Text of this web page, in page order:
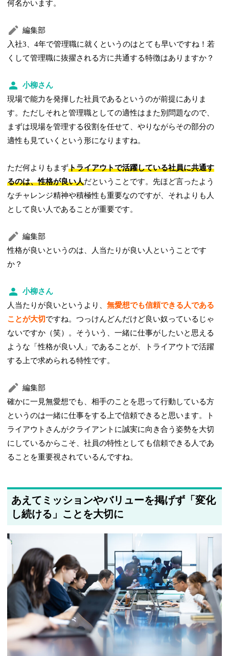
何名かいます。
編集部
入社3、4年で管理職に就くというのはとても早いですね！若
くして管理職に抜擢される方に共通する特徴はありますか？
小柳さん
現場で能力を発揮した社員であるというのが前提にありま
す。ただしそれと管理職としての適性はまた別問題なので、
まずは現場を管理する役割を任せて、やりながらその部分の
適性も見ていくという形になりますね。
ただ何よりもまずトライアウトで活躍している社員に共通す
るのは、性格が良い人だということです。先ほど言ったよう
なチャレンジ精神や積極性も重要なのですが、それよりも人
として良い人であることが重要です。
編集部
性格が良いというのは、人当たりが良い人ということです
か？
小柳さん
人当たりが良いというより、無愛想でも信頼できる人である
ことが大切ですね。つっけんどんだけど良い奴っているじゃ
ないですか（笑）。そういう、一緒に仕事がしたいと思える
ような「性格が良い人」であることが、トライアウトで活躍
する上で求められる特性です。
編集部
確かに一見無愛想でも、相手のことを思って行動している方
というのは一緒に仕事をする上で信頼できると思います。ト
ライアウトさんがクライアントに誠実に向き合う姿勢を大切
にしているからこそ、社員の特性としても信頼できる人であ
ることを重要視されているんですね。
あえてミッションやバリューを掲げず「変化
し続ける」ことを大切に